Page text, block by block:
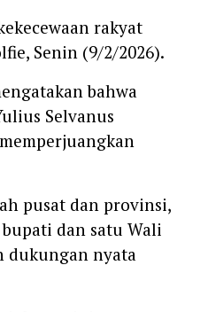
rakyat
Senin (9/2/2026).
bahwa
Selvanus
pusat dan provinsi,
dan satu Wali
dukungan nyata